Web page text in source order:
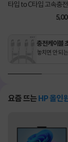
타입 to C타입 고속충
이블 PD 100W S52C
충전케이블
놓치면 안 되
요즘 뜨는 HP 올인